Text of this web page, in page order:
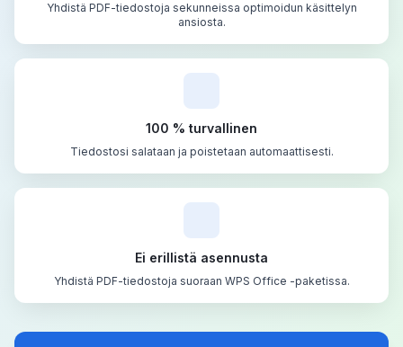
Yhdistä PDF-tiedostoja sekunneissa optimoidun käsittelyn
ansiosta.
100 % turvallinen
Tiedostosi salataan ja poistetaan automaattisesti.
Ei erillistä asennusta
Yhdistä PDF-tiedostoja suoraan WPS Office -paketissa.